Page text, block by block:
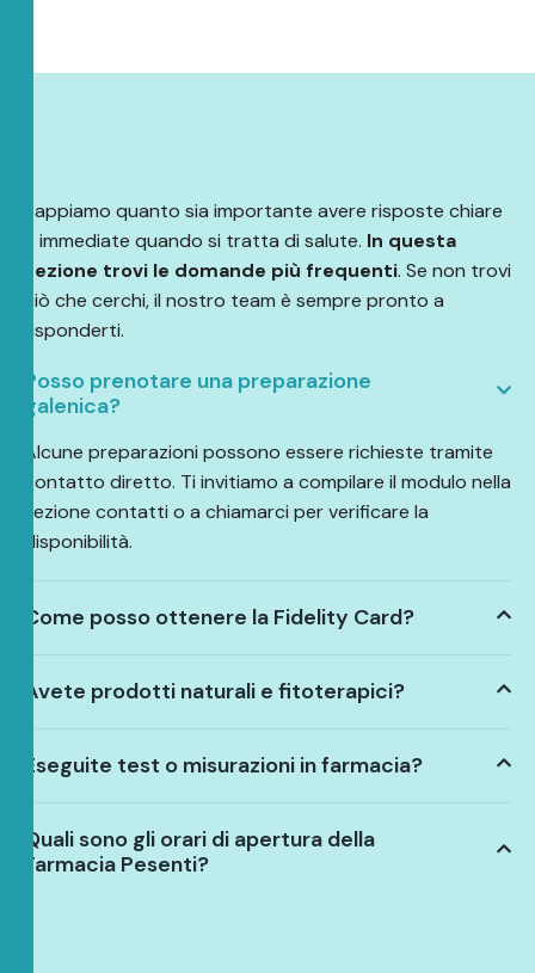
Sappiamo quanto sia importante avere risposte chiare
e immediate quando si tratta di salute. In questa
sezione trovi le domande più frequenti. Se non trovi
ciò che cerchi, il nostro team è sempre pronto a
risponderti.
Posso prenotare una preparazione
galenica?
Alcune preparazioni possono essere richieste tramite
contatto diretto. Ti invitiamo a compilare il modulo nella
sezione contatti o a chiamarci per verificare la
disponibilità.
Come posso ottenere la Fidelity Card?
Avete prodotti naturali e fitoterapici?
Eseguite test o misurazioni in farmacia?
Quali sono gli orari di apertura della
Farmacia Pesenti?